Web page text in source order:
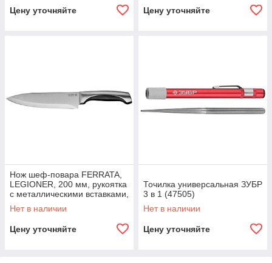
Цену уточняйте Цену уточняйте
Нож шеф-повара FERRATA,
LEGIONER, 200 мм, рукоятка
с металлическими вставками,
нержавеющее лезвие
(47941)
Нет в наличии
Цену уточняйте
Точилка универсальная ЗУБР
3 в 1 (47505)
Нет в наличии
Цену уточняйте